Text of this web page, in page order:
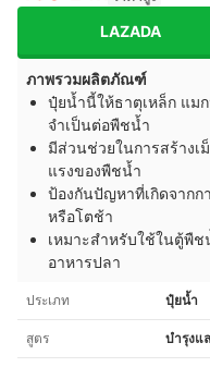
LAZADA
ภาพรวมผลิตภัณฑ์
ปุ๋ยน้ำนี้ให้ธาตุเหล็ก แม
จำเป็นต่อพืชน้ำ
มีส่วนช่วยในการสร้างเ
แรงของพืชน้ำ
ป้องกันปัญหาที่เกิดจากก
หรือโตช้า
เหมาะสำหรับใช้ในตู้พื
อาหารปลา
ประเภท ปุ๋ยน้ำ
สูตร บำรุงแ